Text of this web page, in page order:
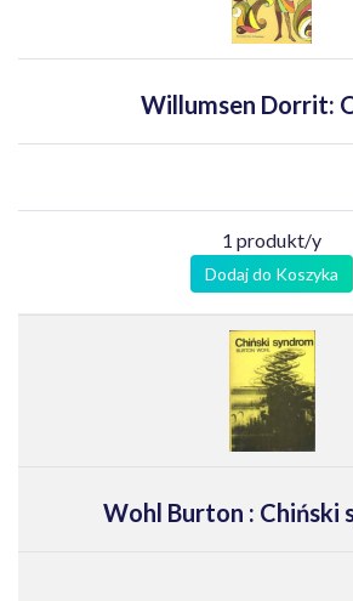
Willumsen Dorrit:
1 produkt/y
Dodaj do Koszyka
Wohl Burton : Chiński